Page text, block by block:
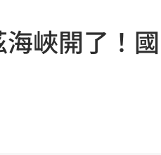
說話了
優惠 13:00
查核死角
首支滿貫砲
喜鵲回應了
峽開了！